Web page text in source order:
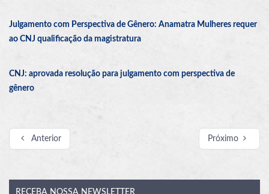
Julgamento com Perspectiva de Gênero: Anamatra Mulheres requer
ao CNJ qualificação da magistratura
CNJ: aprovada resolução para julgamento com perspectiva de
gênero
Anterior Próximo
RECEBA NOSSA NEWSLETTER